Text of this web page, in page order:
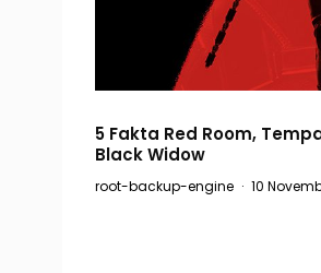
5 Fakta Red Room,
Black Widow
root-backup-engine · 10